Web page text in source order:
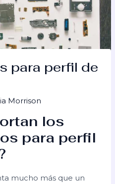
para perfil de
Morrison
los
para perfil
mucho más que un